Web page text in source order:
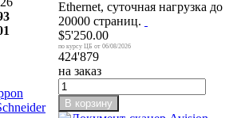
Ethernet, суточная нагрузка до
20000 страниц.
$5'250.00
06/08/2026
424'879
на заказ
В корзину